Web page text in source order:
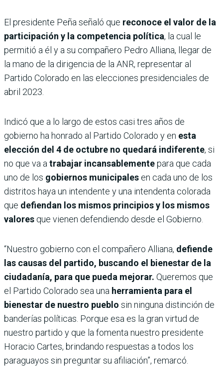
El presidente Peña señaló que reconoce el valor de la
participación y la competencia política, la cual le
permitió a él y a su compañero Pedro Alliana, llegar de
la mano de la dirigencia de la ANR, representar al
Partido Colorado en las elecciones presidenciales de
abril 2023.
Indicó que a lo largo de estos casi tres años de
gobierno ha honrado al Partido Colorado y en esta
elección del 4 de octubre no quedará indiferente, si
no que va atrabajar incansablementepara que cada
uno de los gobiernos municipales en cada uno de los
distritos haya un intendente y una intendenta colorada
que defiendan los mismos principios y los mismos
valores que vienen defendiendo desde el Gobierno.
“Nuestro gobierno con el compañero Alliana, defiende
las causas del partido, buscando el bienestar de la
ciudadanía, para que pueda mejorar. Queremos que
el Partido Colorado sea una herramienta para el
bienestar de nuestro pueblo sin ninguna distinción de
banderías políticas. Porque esa es la gran virtud de
nuestro partido y que la fomenta nuestro presidente
Horacio Cartes, brindando respuestas a todos los
paraguayos sin preguntar su afiliación”, remarcó.